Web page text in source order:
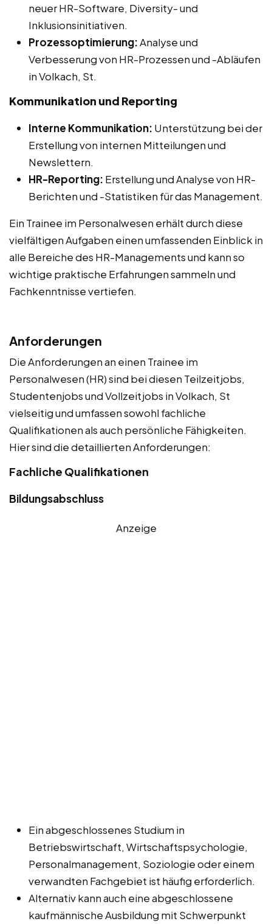
neuer HR-Software, Diversity- und
Inklusionsinitiativen.
Prozessoptimierung:Analyse und
Verbesserung von HR-Prozessen und -Abläufen
in Volkach, St.
Kommunikation und Reporting
Interne Kommunikation: Unterstützung bei der
Erstellung von internen Mitteilungen und
Newslettern.
HR-Reporting: Erstellung und Analyse von HR-
Berichten und -Statistiken für das Management.
Ein Trainee im Personalwesen erhält durch diese
vielfältigen Aufgaben einen umfassenden Einblick in
alle Bereiche des HR-Managements und kann so
wichtige praktische Erfahrungen sammeln und
Fachkenntnisse vertiefen.
Anforderungen
Die Anforderungen an einen Trainee im
Personalwesen (HR) sind bei diesen Teilzeitjobs,
Studentenjobs und Vollzeitjobs in Volkach, St
vielseitig und umfassen sowohl fachliche
Qualifikationen als auch persönliche Fähigkeiten.
Hier sind die detaillierten Anforderungen:
Fachliche Qualifikationen
Bildungsabschluss
Anzeige
Ein abgeschlossenes Studium in
Betriebswirtschaft, Wirtschaftspsychologie,
Personalmanagement, Soziologie oder einem
verwandten Fachgebiet ist häufig erforderlich.
Alternativ kann auch eine abgeschlossene
kaufmännische Ausbildung mit Schwerpunkt